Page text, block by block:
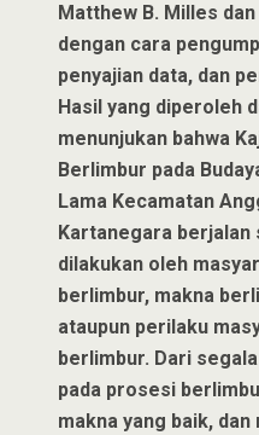
Matthew B. Milles
dengan cara
penyajian data, dan
Hasil yang diperoleh
menunjukan bahwa
Berlimbur pada
Lama Kecamatan
Kartanegara berjalan
dilakukan oleh
berlimbur, makna
ataupun perilaku
berlimbur. Dari
pada prosesi
makna yang baik,